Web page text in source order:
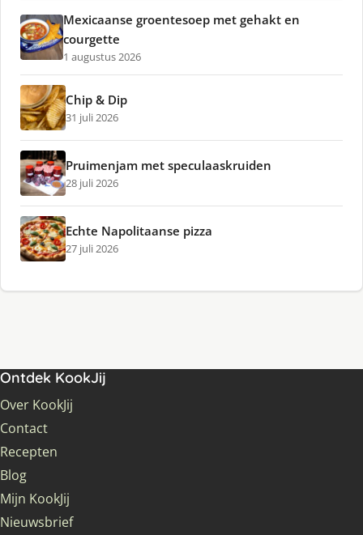
Mexicaanse groentesoep met gehakt en
courgette
1 augustus 2026
Chip & Dip
31 juli 2026
Pruimenjam met speculaaskruiden
28 juli 2026
Echte Napolitaanse pizza
27 juli 2026
Ontdek KookJij
Over KookJij
Contact
Recepten
Blog
Mijn KookJij
Nieuwsbrief